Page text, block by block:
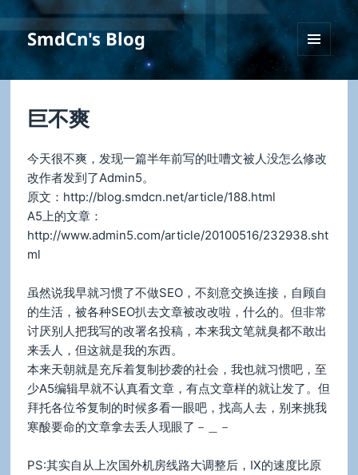
SmdCn's Blog
挂件
巨不爽
今天很不爽，发现一篇半年前写的吐嘈文被人没怎么修改
改作者发到了Admin5。
原文：http://blog.smdcn.net/article/188.html
A5上的文章：
http://www.admin5.com/article/20100516/232938.sht
ml
虽然说我早就习惯了不做SEO，不刻意交换连接，自顾自
的生活，被各种SEO扒去文章被改改啦，什么的。但非常
讨厌别人把我写的改署名投稿，本来我文笔就臭都不敢出
来丢人，但这就是我的东西。
本来天朝就是充斥着复制抄袭的社会，我也就习惯吧，至
少A5编辑早就不认真看文章，有点文章样的就让发了。但
拜托各位爷复制的时候多看一眼吧，找高人去，别来挑我
寒酸要命的文章拿去丢人现眼了－＿－
PS:其实自从上次国外机房线路大调整后，IX的速度比原